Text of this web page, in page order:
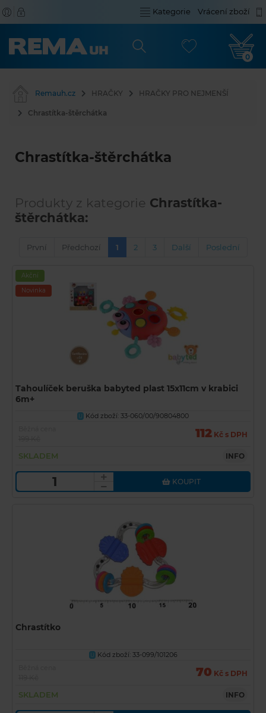
Kategorie Vrácení zboží
0
Remauh.cz HRAČKY HRAČKY PRO NEJMENŠÍ
Chrastítka-štěrchátka
Chrastítka-štěrchátka
Produkty z kategorie Chrastítka-
štěrchátka:
První Předchozí 1 2 3 Další Poslední
Akční
Novinka
Tahoulíček beruška babyted plast 15x11cm v krabici
6m+
U
Kód zboží: 33-060/00/90804800
112 Kč s DPH
SKLADEM INFO
KOUPIT
Chrastítko
U Kód zboží: 33-099/101206
70 Kč s DPH
SKLADEM INFO